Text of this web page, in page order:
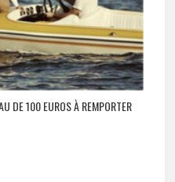
DE 100 EUROS À REMPORTER